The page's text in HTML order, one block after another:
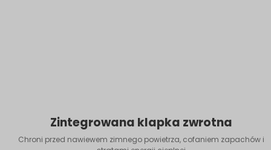
Zintegrowana klapka zwrotna
Chroni przed nawiewem zimnego powietrza, cofaniem zapachów i